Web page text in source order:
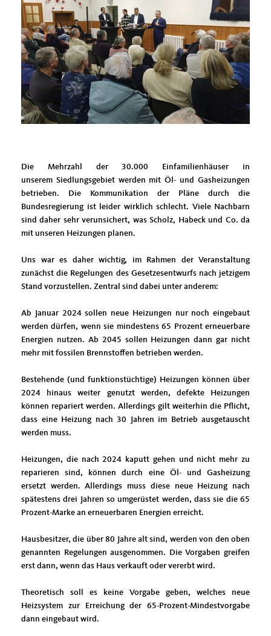
Die Mehrzahl der 30.000 Einfamilienhäuser in
unserem Siedlungsgebiet werden mit Öl- und Gasheizungen
betrieben. Die Kommunikation der Pläne durch die
Bundesregierung ist leider wirklich schlecht. Viele Nachbarn
sind daher sehr verunsichert, was Scholz, Habeck und Co. da
mit unseren Heizungen planen.
Uns war es daher wichtig, im Rahmen der Veranstaltung
zunächst die Regelungen des Gesetzesentwurfs nach jetzigem
Stand vorzustellen. Zentral sind dabei unter anderem:
Ab Januar 2024 sollen neue Heizungen nur noch eingebaut
werden dürfen, wenn sie mindestens 65 Prozent erneuerbare
Energien nutzen. Ab 2045 sollen Heizungen dann gar nicht
mehr mit fossilen Brennstoffen betrieben werden.
Bestehende (und funktionstüchtige) Heizungen können über
2024 hinaus weiter genutzt werden, defekte Heizungen
können repariert werden. Allerdings gilt weiterhin die Pflicht,
dass eine Heizung nach 30 Jahren im Betrieb ausgetauscht
werden muss.
Heizungen, die nach 2024 kaputt gehen und nicht mehr zu
reparieren sind, können durch eine Öl- und Gasheizung
ersetzt werden. Allerdings muss diese neue Heizung nach
spätestens drei Jahren so umgerüstet werden, dass sie die 65
Prozent-Marke an erneuerbaren Energien erreicht.
Hausbesitzer, die über 80 Jahre alt sind, werden von den oben
genannten Regelungen ausgenommen. Die Vorgaben greifen
erst dann, wenn das Haus verkauft oder vererbt wird.
Theoretisch soll es keine Vorgabe geben, welches neue
Heizsystem zur Erreichung der 65-Prozent-Mindestvorgabe
dann eingebaut wird.